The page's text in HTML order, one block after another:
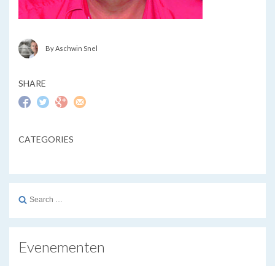
By Aschwin Snel
SHARE
CATEGORIES
Search
Evenementen